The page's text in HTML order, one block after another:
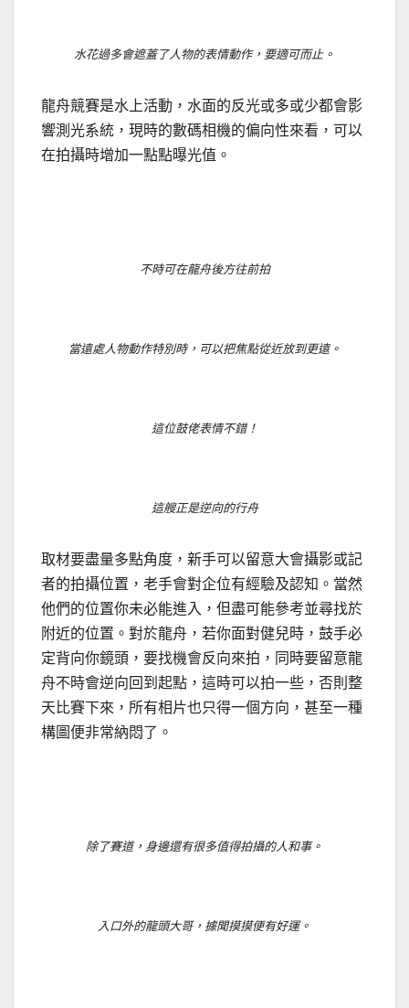
水花過多會遮蓋了人物的表情動作，要適可而止。
龍舟競賽是水上活動，水面的反光或多或少都會影
響測光系統，現時的數碼相機的偏向性來看，可以
在拍攝時增加一點點曝光值。
不時可在龍舟後方往前拍
當遠處人物動作特別時，可以把焦點從近放到更遠。
這位鼓佬表情不錯！
這艘正是逆向的行舟
取材要盡量多點角度，新手可以留意大會攝影或記
者的拍攝位置，老手會對企位有經驗及認知。當然
他們的位置你未必能進入，但盡可能參考並尋找於
附近的位置。對於龍舟，若你面對健兒時，鼓手必
定背向你鏡頭，要找機會反向來拍，同時要留意龍
舟不時會逆向回到起點，這時可以拍一些，否則整
天比賽下來，所有相片也只得一個方向，甚至一種
構圖便非常納悶了。
除了賽道，身邊還有很多值得拍攝的人和事。
入口外的龍頭大哥，據聞摸摸便有好運。